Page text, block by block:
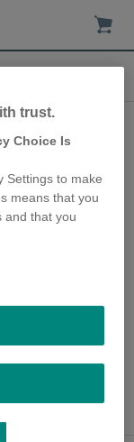
le
au cœur
notre famille.
une
leur bien-être
trust.
Choice Is
Settings to make
means that you
and that you